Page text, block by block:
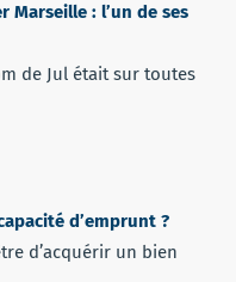
: l’un de ses
de Jul était sur toutes
d’emprunt ?
d’acquérir un bien